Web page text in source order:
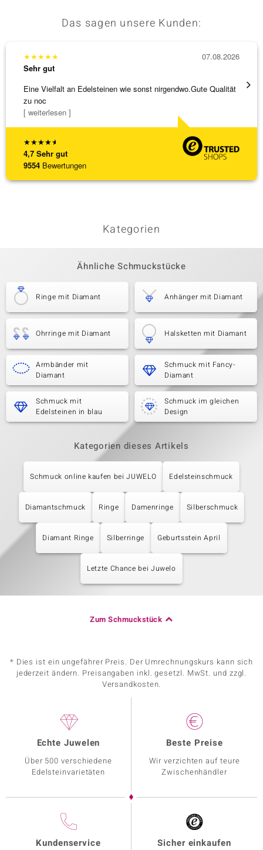
Das sagen unsere Kunden:
★★★★★
4,7 Sehr gut
9554 Bewertungen
★★★★★
Sehr gut
Eine Vielfalt an Edelsteinen wie sonst nirgendwo.Gute Qualität
zu noc
[ weiterlesen ]
07.08.2026
Alles
Kategorien
Ähnliche Schmuckstücke
Ringe mit Diamant Anhänger mit Diamant
Ohrringe mit Diamant Halsketten mit Diamant
Armbänder mit
Diamant
Schmuck mit Fancy-
Diamant
Schmuck mit
Edelsteinen in blau
Schmuck im gleichen
Design
Kategorien dieses Artikels
Schmuck online kaufen bei JUWELO Edelsteinschmuck
Diamantschmuck Ringe Damenringe Silberschmuck
Diamant Ringe Silberringe Geburtsstein April
Letzte Chance bei Juwelo
Zum Schmuckstück
* Dies ist ein ungefährer Preis. Der Umrechnungskurs kann sich
jederzeit ändern. Preisangaben inkl. gesetzl. MwSt. und zzgl.
Versandkosten.
Echte Juwelen
Über 500 verschiedene
Edelsteinvarietäten
Beste Preise
Wir verzichten auf teure
Zwischenhändler
Kundenservice Sicher einkaufen